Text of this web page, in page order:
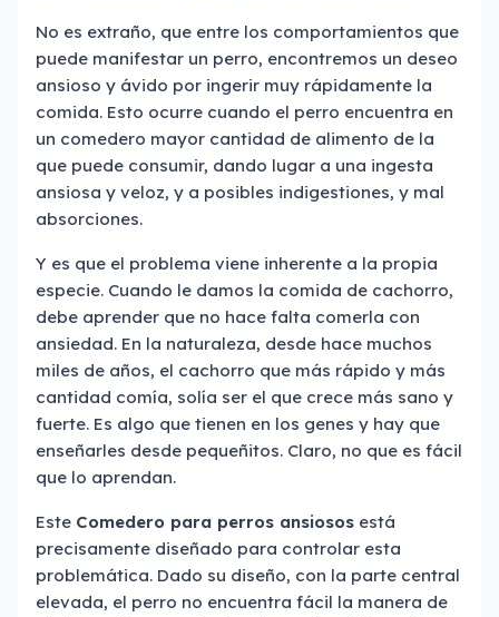
No es extraño, que entre los comportamientos que
puede manifestar un perro, encontremos un deseo
ansioso y ávido por ingerir muy rápidamente la
comida. Esto ocurre cuando el perro encuentra en
un comedero mayor cantidad de alimento de la
que puede consumir, dando lugar a una ingesta
ansiosa y veloz, y a posibles indigestiones, y mal
absorciones.
Y es que el problema viene inherente a la propia
especie. Cuando le damos la comida de cachorro,
debe aprender que no hace falta comerla con
ansiedad. En la naturaleza, desde hace muchos
miles de años, el cachorro que más rápido y más
cantidad comía, solía ser el que crece más sano y
fuerte. Es algo que tienen en los genes y hay que
enseñarles desde pequeñitos. Claro, no que es fácil
que lo aprendan.
Este Comedero para perros ansiosos está
precisamente diseñado para controlar esta
problemática. Dado su diseño, con la parte central
elevada, el perro no encuentra fácil la manera de